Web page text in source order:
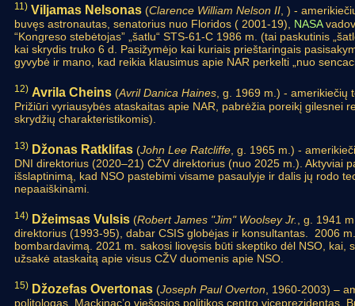
11) Viljamas Nelsonas (Clarence William Nelson II , ) -
buvęs astronautas, senatorius nuo Floridos ( 2001-19), NASA
“Kongreso stebėtojas” „šatlu“ STS-61-C 1986 m. (tai paskutinis
kai skrydis truko 6 d. Pasižymėjo kai kuriais prieštaringais
gyvybė ir mano, kad reikia klausimus apie NAR perkelti „nuo
12) Avrila Cheins (Avril Danica Haines , g. 1969 m.) -
Prižiūri vyriausybės ataskaitas apie NAR, pabrėžia poreikį gilesnei
skrydžių charakteristikomis).
13) Džonas Ratklifas (John Lee Ratcliffe , g. 1965 m.) -
DNI direktorius (2020–21) CŽV direktorius (nuo 2025 m.). Aktyviai
išslaptinimą, kad NSO pastebimi visame pasaulyje ir dalis jų rodo
nepaaiškinami.
14) Džeimsas Vulsis (Robert James "Jim" Woolsey Jr.
, g. 1941
direktorius (1993-95), dabar CSIS globėjas ir konsultantas. 2006
bombardavimą. 2021 m. sakosi liovęsis būti skeptiko dėl NSO, kai,
užsakė ataskaitą apie visus CŽV duomenis apie NSO.
15) Džozefas Overtonas (Joseph Paul Overton , 1960-2003) –
politologas, Mackinac’o viešosios politikos centro viceprezidentas.